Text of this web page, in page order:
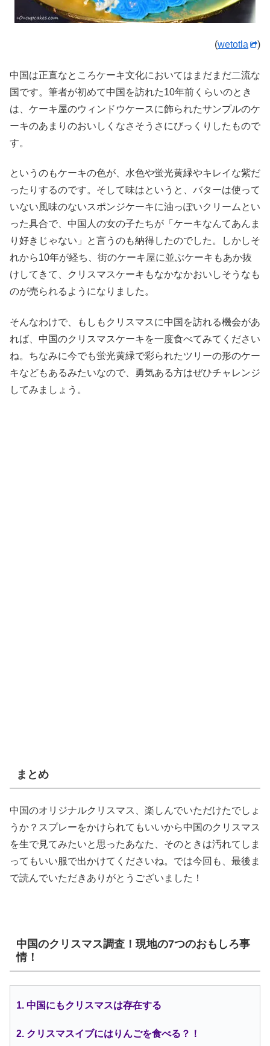
(wetotla )
中国は正直なところケーキ文化においてはまだまだ二流な
国です。筆者が初めて中国を訪れた10年前くらいのとき
は、ケーキ屋のウィンドウケースに飾られたサンプルのケ
ーキのあまりのおいしくなさそうさにびっくりしたもので
す。
というのもケーキの色が、水色や蛍光黄緑やキレイな紫だ
ったりするのです。そして味はというと、バターは使って
いない風味のないスポンジケーキに油っぽいクリームとい
った具合で、中国人の女の子たちが「ケーキなんてあんま
り好きじゃない」と言うのも納得したのでした。しかしそ
れから10年が経ち、街のケーキ屋に並ぶケーキもあか抜
けしてきて、クリスマスケーキもなかなかおいしそうなも
のが売られるようになりました。
そんなわけで、もしもクリスマスに中国を訪れる機会があ
れば、中国のクリスマスケーキを一度食べてみてください
ね。ちなみに今でも蛍光黄緑で彩られたツリーの形のケー
キなどもあるみたいなので、勇気ある方はぜひチャレンジ
してみましょう。
まとめ
中国のオリジナルクリスマス、楽しんでいただけたでしょ
うか？スプレーをかけられてもいいから中国のクリスマス
を生で見てみたいと思ったあなた、そのときは汚れてしま
ってもいい服で出かけてくださいね。では今回も、最後ま
で読んでいただきありがとうございました！
中国のクリスマス調査！現地の7つのおもしろ事
情！
1. 中国にもクリスマスは存在する
2. クリスマスイブにはりんごを食べる？！